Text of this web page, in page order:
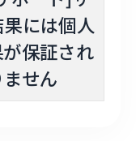
には個人
保証され
せん